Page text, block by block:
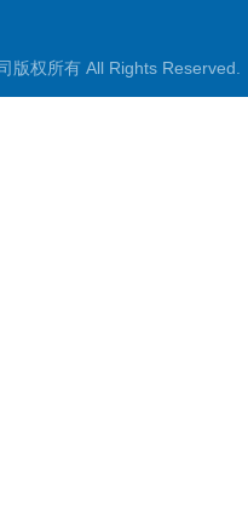
版权所有 All Rights